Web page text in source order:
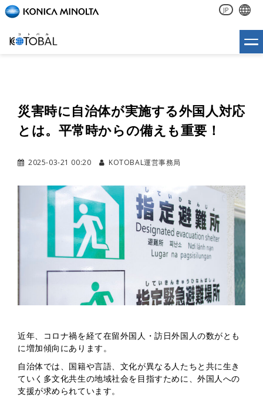
JP
災害時に自治体が実施する外国人対応
とは。平常時からの備えも重要！
2025-03-21 00:20 KOTOBAL運営事務局
近年、コロナ禍を経て在留外国人・訪日外国人の数がとも
に増加傾向にあります。
自治体では、国籍や言語、文化が異なる人たちと共に生き
ていく多文化共生の地域社会を目指すために、外国人への
支援が求められています。